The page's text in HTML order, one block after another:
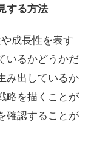
する方法
成長性を表す
いるかどうかだ
み出しているか
略を描くことが
確認することが